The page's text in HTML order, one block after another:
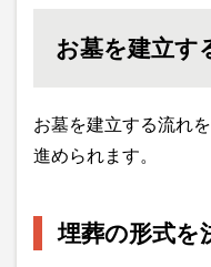
お墓を建立す
お墓を建立する流れ
進められます。
埋葬の形式を